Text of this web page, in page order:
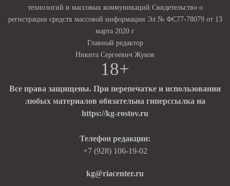
технологий и массовых коммуникаций Свидетельство о
регистрации средств массовой информации Эл № ФС77-78079 от 13
марта 2020 г
Главный редактор
Никита Сергеевич Жуков
18+
Все права защищены. При перепечатке и использовании
любых материалов обязательна гиперссылка на
https://kg-rostov.ru
Телефон редакции:
+7 (928) 106-19-02
kg@riacenter.ru